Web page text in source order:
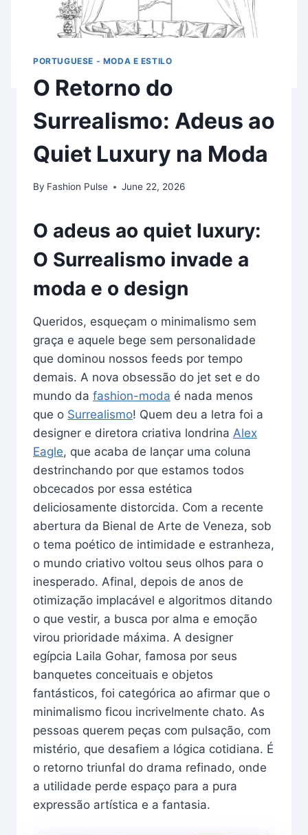
PORTUGUESE - MODA E ESTILO
O Retorno do
Surrealismo: Adeus ao
Quiet Luxury na Moda
By Fashion Pulse June 22, 2026
O adeus ao quiet luxury:
O Surrealismo invade a
moda e o design
Queridos, esqueçam o minimalismo sem
graça e aquele bege sem personalidade
que dominou nossos feeds por tempo
demais. A nova obsessão do jet set e do
mundo da fashion-moda é nada menos
que o Surrealismo! Quem deu a letra foi a
designer e diretora criativa londrina Alex
Eagle, que acaba de lançar uma coluna
destrinchando por que estamos todos
obcecados por essa estética
deliciosamente distorcida. Com a recente
abertura da Bienal de Arte de Veneza, sob
o tema poético de intimidade e estranheza,
o mundo criativo voltou seus olhos para o
inesperado. Afinal, depois de anos de
otimização implacável e algoritmos ditando
o que vestir, a busca por alma e emoção
virou prioridade máxima. A designer
egípcia Laila Gohar, famosa por seus
banquetes conceituais e objetos
fantásticos, foi categórica ao afirmar que o
minimalismo ficou incrivelmente chato. As
pessoas querem peças com pulsação, com
mistério, que desafiem a lógica cotidiana. É
o retorno triunfal do drama refinado, onde
a utilidade perde espaço para a pura
expressão artística e a fantasia.